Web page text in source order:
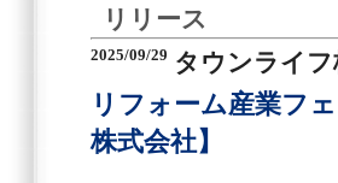
リリース
2025/09/29 タウンライフ
リフォーム産業フ
株式会社】